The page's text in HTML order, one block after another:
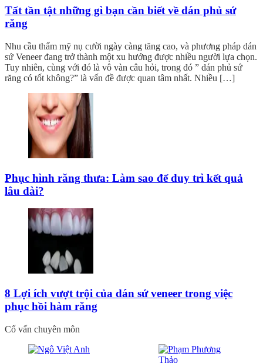
Tất tần tật những gì bạn cần biết về dán phủ sứ
răng
Nhu cầu thẩm mỹ nụ cười ngày càng tăng cao, và phương pháp dán
sứ Veneer đang trở thành một xu hướng được nhiều người lựa chọn.
Tuy nhiên, cùng với đó là vô vàn câu hỏi, trong đó ” dán phủ sứ
răng có tốt không?” là vấn đề được quan tâm nhất. Nhiều […]
Phục hình răng thưa: Làm sao để duy trì kết quả
lâu dài?
8 Lợi ích vượt trội của dán sứ veneer trong việc
phục hồi hàm răng
Cố vấn chuyên môn